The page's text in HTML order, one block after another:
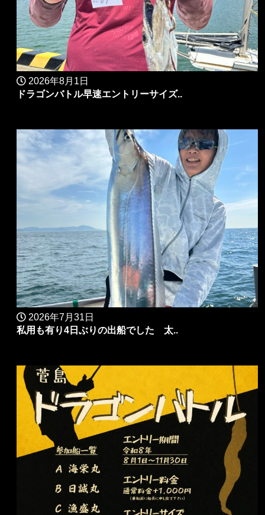
2026年8月1日
ドラゴンバトル早速エントリーサイズ..
2026年7月31日
私用も有り4日ぶりの出船でした 太..